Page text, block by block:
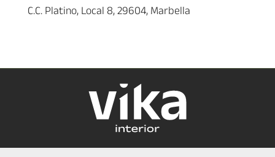
C.C. Platino, Local 8, 29604, Marbella